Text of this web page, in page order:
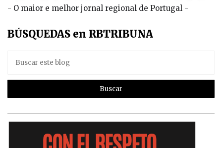
- O maior e melhor jornal regional de Portugal -
BÚSQUEDAS en RBTRIBUNA